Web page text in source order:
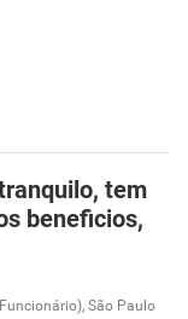
tem
beneficios,
São Paulo